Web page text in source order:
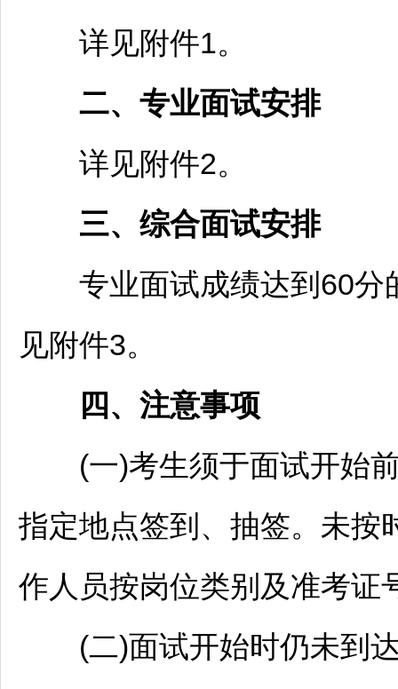
详见附件1。
二、专业面试安排
详见附件2。
三、综合面试安排
专业面试成绩达到60分
见附件3。
四、注意事项
(一)考生须于面试开始前
指定地点签到、抽签。未按
作人员按岗位类别及准考证
(二)面试开始时仍未到达